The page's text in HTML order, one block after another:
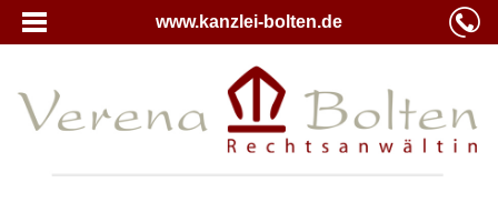
www.kanzlei-bolten.de